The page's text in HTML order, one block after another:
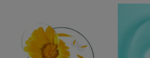
- Protège : cette crème pour
protection contre les agressions
telles que le froid ou le
- Equilibre : contribue à l'équilibre
cutané de bébé.